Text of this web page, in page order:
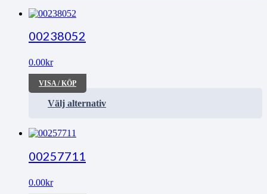
00238052
0.00kr
VISA / KÖP
Välj alternativ
00257711
0.00kr